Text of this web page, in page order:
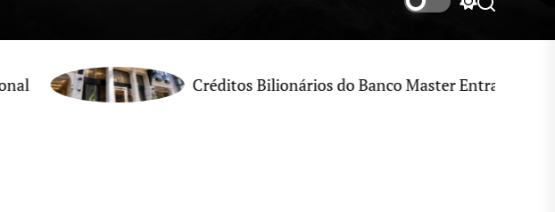
SwitchSearch
Créditos Bilionários do Banco Master Entram no Radar de